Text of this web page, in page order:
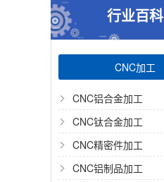
行业百科
CNC加工
CNC铝合金加工
CNC钛合金加工
CNC精密件加工
CNC铝制品加工